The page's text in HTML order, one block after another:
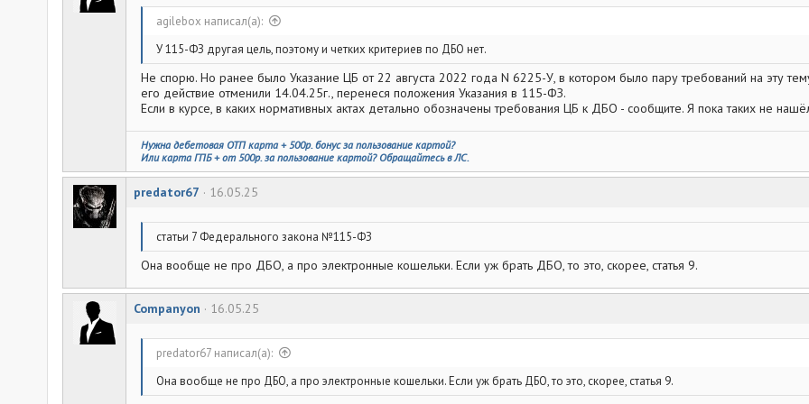
Иначе обязательно найдутся банки, которые будут "разрабатывать и тестировать" ДБО годами. Считаю разумным срок в 4
agilebox написал(а):
У 115-ФЗ другая цель, поэтому и четких критериев по ДБО нет.
Не спорю. Но ранее было Указание ЦБ от 22 августа 2022 года N 6225-У, в котором было пару требований на эту
его действие отменили 14.04.25г., перенеся положения Указания в 115-ФЗ.
Если в курсе, в каких нормативных актах детально обозначены требования ЦБ к ДБО - сообщите. Я пока таких не
Нужна дебетовая ОТП карта + 500р. бонус за пользование картой?
Или карта ГПБ + от 500р. за пользование картой? Обращайтесь в ЛС.
predator67 16.05.25
статьи 7 Федерального закона №115-ФЗ
Она вообще не про ДБО, а про электронные кошельки. Если уж брать ДБО, то это, скорее, статья 9.
Companyon 16.05.25
predator67 написал(а):
Она вообще не про ДБО, а про электронные кошельки. Если уж брать ДБО, то это, скорее, статья 9.